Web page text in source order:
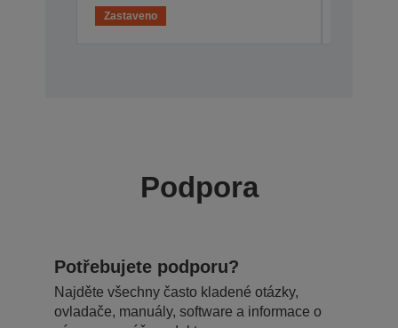
Zastaveno
Podpora
Potřebujete podporu?
Najděte všechny často kladené otázky,
ovladače, manuály, software a informace o